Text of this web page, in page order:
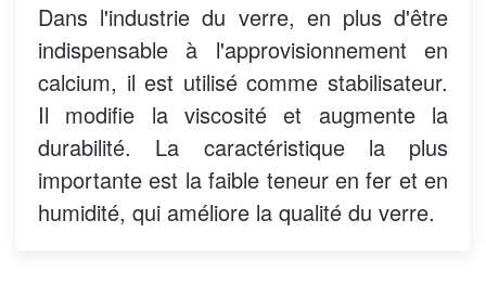
Dans l'industrie du verre, en plus d'être
indispensable à l'approvisionnement en
calcium, il est utilisé comme stabilisateur.
Il modifie la viscosité et augmente la
durabilité. La caractéristique la plus
importante est la faible teneur en fer et en
humidité, qui améliore la qualité du verre.